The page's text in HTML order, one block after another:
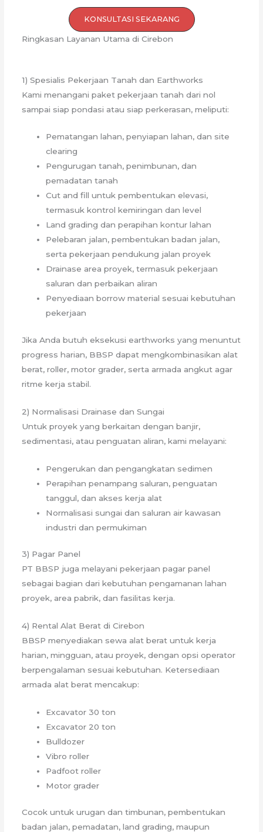
KONSULTASI SEKARANG
Ringkasan Layanan Utama di Cirebon
1) Spesialis Pekerjaan Tanah dan Earthworks
Kami menangani paket pekerjaan tanah dari nol
sampai siap pondasi atau siap perkerasan, meliputi:
Pematangan lahan, penyiapan lahan, dan site
clearing
Pengurugan tanah, penimbunan, dan
pemadatan tanah
Cut and fill untuk pembentukan elevasi,
termasuk kontrol kemiringan dan level
Land grading dan perapihan kontur lahan
Pelebaran jalan, pembentukan badan jalan,
serta pekerjaan pendukung jalan proyek
Drainase area proyek, termasuk pekerjaan
saluran dan perbaikan aliran
Penyediaan borrow material sesuai kebutuhan
pekerjaan
Jika Anda butuh eksekusi earthworks yang menuntut
progress harian, BBSP dapat mengkombinasikan alat
berat, roller, motor grader, serta armada angkut agar
ritme kerja stabil.
2) Normalisasi Drainase dan Sungai
Untuk proyek yang berkaitan dengan banjir,
sedimentasi, atau penguatan aliran, kami melayani:
Pengerukan dan pengangkatan sedimen
Perapihan penampang saluran, penguatan
tanggul, dan akses kerja alat
Normalisasi sungai dan saluran air kawasan
industri dan permukiman
3) Pagar Panel
PT BBSP juga melayani pekerjaan pagar panel
sebagai bagian dari kebutuhan pengamanan lahan
proyek, area pabrik, dan fasilitas kerja.
4) Rental Alat Berat di Cirebon
BBSP menyediakan sewa alat berat untuk kerja
harian, mingguan, atau proyek, dengan opsi operator
berpengalaman sesuai kebutuhan. Ketersediaan
armada alat berat mencakup:
Excavator 30 ton
Excavator 20 ton
Bulldozer
Vibro roller
Padfoot roller
Motor grader
Cocok untuk urugan dan timbunan, pembentukan
badan jalan, pemadatan, land grading, maupun